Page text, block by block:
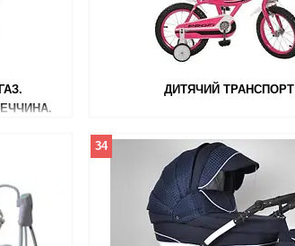
ДИТЯЧИЙ ТРАНСПОРТ
34